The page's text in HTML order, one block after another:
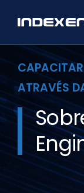
ATRAVÉS